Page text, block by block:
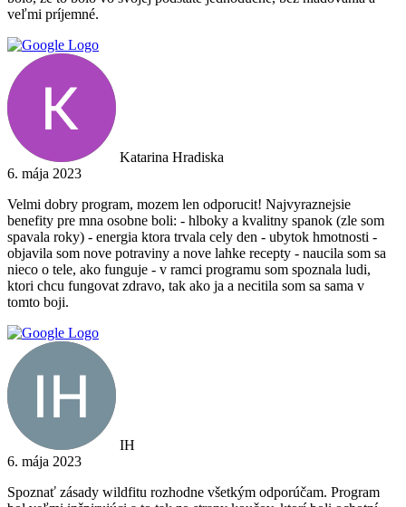
veľmi príjemné.
Katarina Hradiska
6. mája 2023
Velmi dobry program, mozem len odporucit! Najvyraznejsie
benefity pre mna osobne boli: - hlboky a kvalitny spanok (zle som
spavala roky) - energia ktora trvala cely den - ubytok hmotnosti -
objavila som nove potraviny a nove lahke recepty - naucila som sa
nieco o tele, ako funguje - v ramci programu som spoznala ludi,
ktori chcu fungovat zdravo, tak ako ja a necitila som sa sama v
tomto boji.
IH
6. mája 2023
Spoznať zásady wildfitu rozhodne všetkým odporúčam. Program